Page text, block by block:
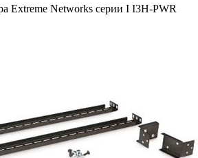
Extreme Networks серии I I3H-PWR